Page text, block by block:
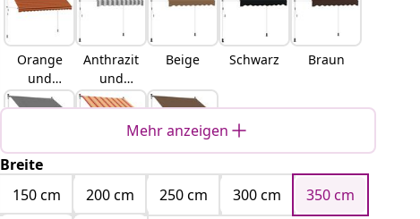
Orange
und
Braun
Anthrazit
und
Weiß
Beige Schwarz Braun
Hellgrau
Mehrfarb
ig
Taupe
Mehr anzeigen
Breite
150 cm
200 cm 250 cm 300 cm
350 cm